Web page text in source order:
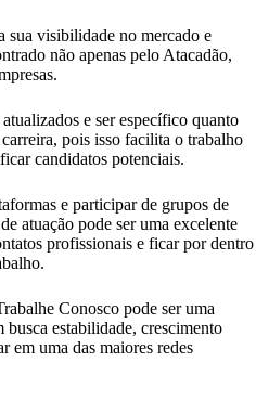
sua visibilidade no mercado e
não apenas pelo Atacadão,
e ser específico quanto
pois isso facilita o trabalho
candidatos potenciais.
e participar de grupos de
atuação pode ser uma excelente
profissionais e ficar por dentro
Conosco pode ser uma
estabilidade, crescimento
em uma das maiores redes